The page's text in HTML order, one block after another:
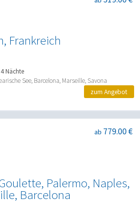
Frankreich
4 Nächte
See, Barcelona, Marseille, Savona
zum Angebot
Palermo, Naples,
Barcelona
ab 779.00 €